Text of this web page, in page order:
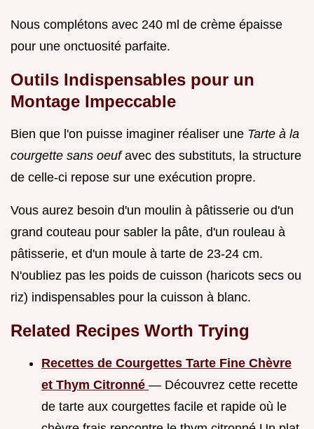
Nous complétons avec 240 ml de crème épaisse
pour une onctuosité parfaite.
Outils Indispensables pour un
Montage Impeccable
Bien que l'on puisse imaginer réaliser une Tarte à la
courgette sans oeufavec des substituts, la structure
de celle-ci repose sur une exécution propre.
Vous aurez besoin d'un moulin à pâtisserie ou d'un
grand couteau pour sabler la pâte, d'un rouleau à
pâtisserie, et d'un moule à tarte de 23-24 cm.
N'oubliez pas les poids de cuisson (haricots secs ou
riz) indispensables pour la cuisson à blanc.
Related Recipes Worth Trying
Recettes de Courgettes Tarte Fine Chèvre
et Thym Citronné — Découvrez cette recette
de tarte aux courgettes facile et rapide où le